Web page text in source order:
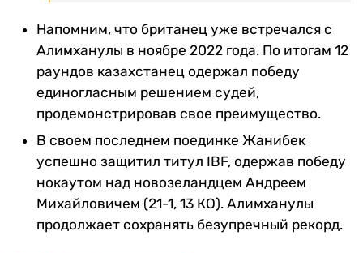
Напомним, что британец уже встречался с
Алимханулы в ноябре 2022 года. По итогам 12
раундов казахстанец одержал победу
единогласным решением судей,
продемонстрировав свое преимущество.
В своем последнем поединке Жанибек
успешно защитил титул IBF, одержав победу
нокаутом над новозеландцем Андреем
Михайловичем (21-1, 13 КО). Алимханулы
продолжает сохранять безупречный рекорд.